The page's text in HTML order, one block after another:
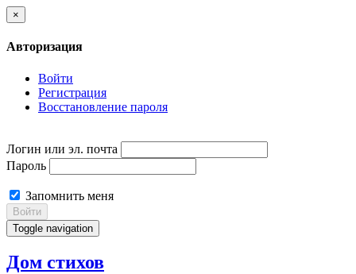
×
Авторизация
Войти
Регистрация
Восстановление пароля
Логин или эл. почта
Пароль
Запомнить меня
Войти
Toggle navigation
Дом стихов